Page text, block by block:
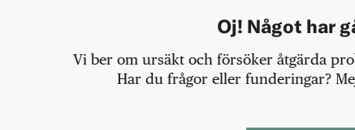
Oj! Något har
Vi ber om ursäkt och försöker åtgärda
Har du frågor eller funderingar?